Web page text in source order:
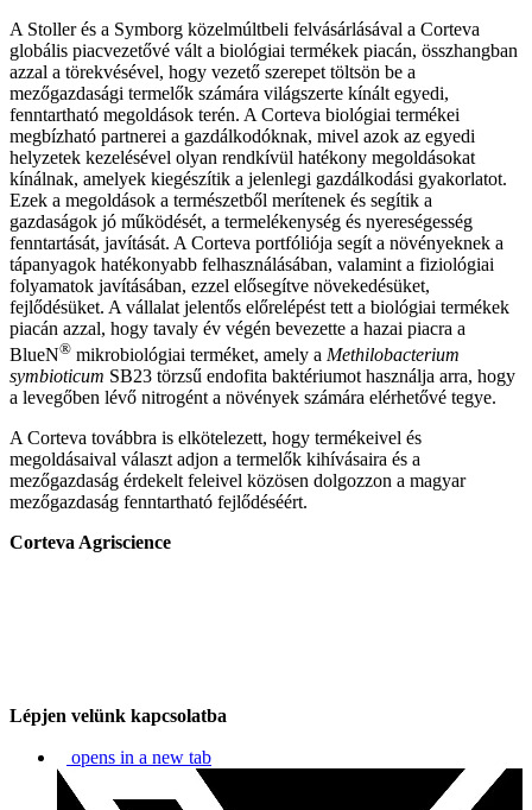
A Stoller és a Symborg közelmúltbeli felvásárlásával a Corteva
globális piacvezetővé vált a biológiai termékek piacán, összhangban
azzal a törekvésével, hogy vezető szerepet töltsön be a
mezőgazdasági termelők számára világszerte kínált egyedi,
fenntartható megoldások terén. A Corteva biológiai termékei
megbízható partnerei a gazdálkodóknak, mivel azok az egyedi
helyzetek kezelésével olyan rendkívül hatékony megoldásokat
kínálnak, amelyek kiegészítik a jelenlegi gazdálkodási gyakorlatot.
Ezek a megoldások a természetből merítenek és segítik a
gazdaságok jó működését, a termelékenység és nyereségesség
fenntartását, javítását. A Corteva portfóliója segít a növényeknek a
tápanyagok hatékonyabb felhasználásában, valamint a fiziológiai
folyamatok javításában, ezzel elősegítve növekedésüket,
fejlődésüket. A vállalat jelentős előrelépést tett a biológiai termékek
piacán azzal, hogy tavaly év végén bevezette a hazai piacra a
BlueN® mikrobiológiai terméket, amely a Methilobacterium
symbioticum SB23 törzsű endofita baktériumot használja arra, hogy
a levegőben lévő nitrogént a növények számára elérhetővé tegye.
A Corteva továbbra is elkötelezett, hogy termékeivel és
megoldásaival választ adjon a termelők kihívásaira és a
mezőgazdaság érdekelt feleivel közösen dolgozzon a magyar
mezőgazdaság fenntartható fejlődéséért.
Corteva Agriscience
Lépjen velünk kapcsolatba
opens in a new tab